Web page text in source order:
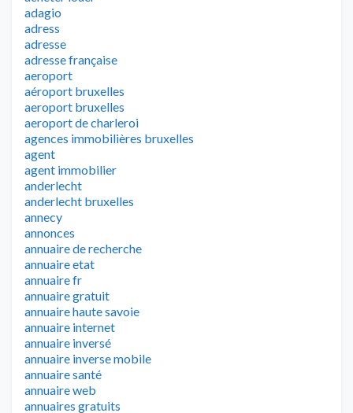
adagio
adress
adresse
adresse française
aeroport
aéroport bruxelles
aeroport bruxelles
aeroport de charleroi
agences immobilières bruxelles
agent
agent immobilier
anderlecht
anderlecht bruxelles
annecy
annonces
annuaire de recherche
annuaire etat
annuaire fr
annuaire gratuit
annuaire haute savoie
annuaire internet
annuaire inversé
annuaire inverse mobile
annuaire santé
annuaire web
annuaires gratuits